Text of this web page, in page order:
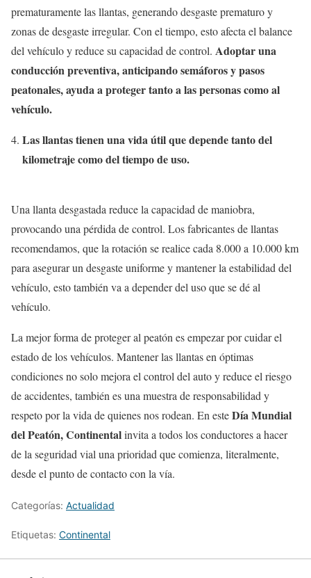
prematuramente las llantas, generando desgaste prematuro y
zonas de desgaste irregular. Con el tiempo, esto afecta el balance
del vehículo y reduce su capacidad de control. Adoptar una
conducción preventiva, anticipando semáforos y pasos
peatonales, ayuda a proteger tanto a las personas como al
vehículo.
Las llantas tienen una vida útil que depende tanto del
kilometraje como del tiempo de uso.
Una llanta desgastada reduce la capacidad de maniobra,
provocando una pérdida de control. Los fabricantes de llantas
recomendamos, que la rotación se realice cada 8.000 a 10.000 km
para asegurar un desgaste uniforme y mantener la estabilidad del
vehículo, esto también va a depender del uso que se dé al
vehículo.
La mejor forma de proteger al peatón es empezar por cuidar el
estado de los vehículos. Mantener las llantas en óptimas
condiciones no solo mejora el control del auto y reduce el riesgo
de accidentes, también es una muestra de responsabilidad y
respeto por la vida de quienes nos rodean. En esteDía Mundial
del Peatón, Continentalinvita a todos los conductores a hacer
de la seguridad vial una prioridad que comienza, literalmente,
desde el punto de contacto con la vía.
Categorías: Actualidad
Etiquetas: Continental